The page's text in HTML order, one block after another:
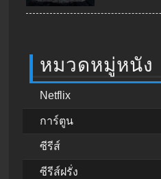
หมวดหมู่หนัง
Netflix
การ์ตูน
ซีรีส์
ซีรีส์ฝรั่ง